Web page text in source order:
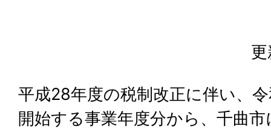
平成28年度の税制改正に伴い、
開始する事業年度分から、千曲